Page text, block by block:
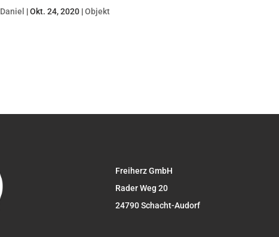
|Okt. 24, 2020 |Objekt
Freiherz GmbH
Rader Weg 20
24790 Schacht-Audorf